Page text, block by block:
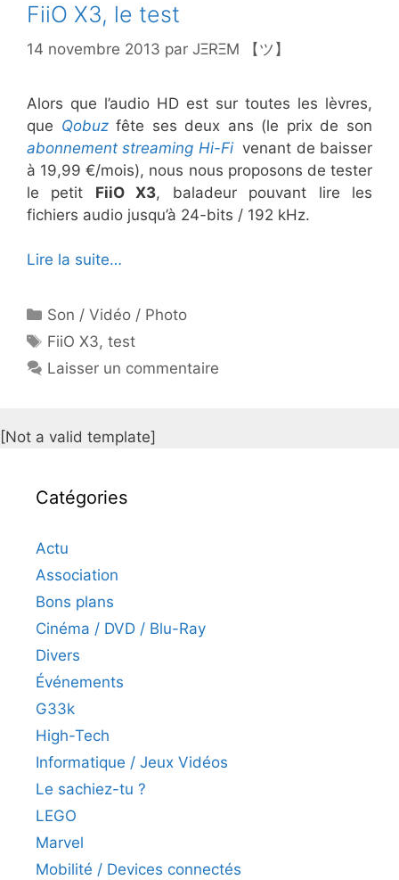
FiiO X3, le test
14 novembre 2013 par JΞRΞM 【ツ】
Alors que l’audio HD est sur toutes les lèvres,
que Qobuzfête ses deux ans (le prix de son
abonnement streaming Hi-Fi venant de baisser
à 19,99 €/mois), nous nous proposons de tester
le petit FiiO X3, baladeur pouvant lire les
fichiers audio jusqu’à 24-bits / 192 kHz.
Lire la suite…
Catégories
Son / Vidéo / Photo
Étiquettes
FiiO X3,test
Laisser un commentaire
[Not a valid template]
Catégories
Actu
Association
Bons plans
Cinéma / DVD / Blu-Ray
Divers
Événements
G33k
High-Tech
Informatique / Jeux Vidéos
Le sachiez-tu ?
LEGO
Marvel
Mobilité / Devices connectés